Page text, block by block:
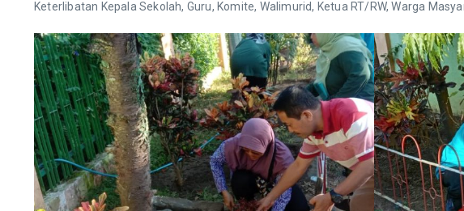
Keterlibatan Kepala Sekolah, Guru, Komite, Walimurid, Ketua RT/RW, Warga